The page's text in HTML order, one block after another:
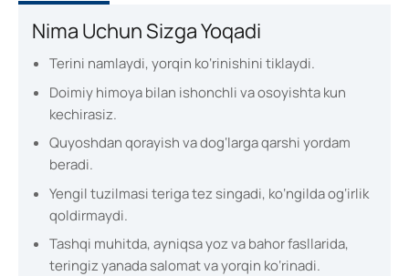
Nima Uchun Sizga Yoqadi
Terini namlaydi, yorqin ko‘rinishini tiklaydi.
Doimiy himoya bilan ishonchli va osoyishta kun
kechirasiz.
Quyoshdan qorayish va dog‘larga qarshi yordam
beradi.
Yengil tuzilmasi teriga tez singadi, ko‘ngilda og‘irlik
qoldirmaydi.
Tashqi muhitda, ayniqsa yoz va bahor fasllarida,
teringiz yanada salomat va yorqin ko‘rinadi.